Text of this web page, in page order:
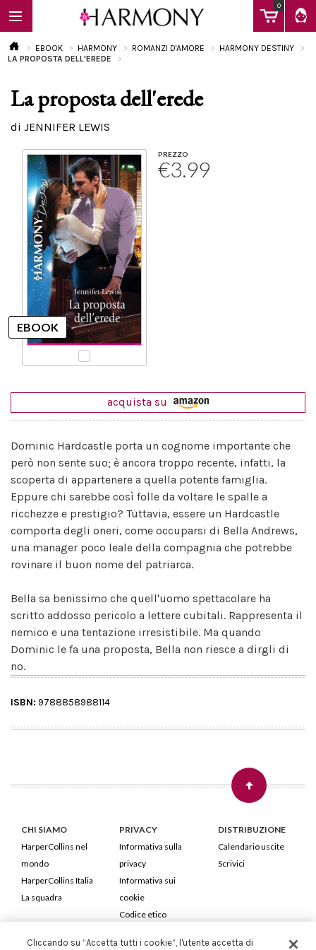
0
EBOOK
Calendario
EBOOK HARMONY ROMANZI D'AMORE
HARMONY DESTINY
LA PROPOSTA DELL'EREDE
La proposta dell'erede
di JENNIFER LEWIS
PREZZO
€3.99
acquista su
Dominic Hardcastle porta un cognome importante che
però non sente suo; è ancora troppo recente, infatti, la
scoperta di appartenere a quella potente famiglia.
Eppure chi sarebbe così folle da voltare le spalle a
ricchezze e prestigio? Tuttavia, essere un Hardcastle
comporta degli oneri, come occuparsi di Bella Andrews,
una manager poco leale della compagnia che potrebbe
rovinare il buon nome del patriarca.
Bella sa benissimo che quell'uomo spettacolare ha
scritto addosso pericolo a lettere cubitali. Rappresenta il
nemico e una tentazione irresistibile. Ma quando
Dominic le fa una proposta, Bella non riesce a dirgli di
no.
ISBN: 9788858988114
CHI SIAMO
HarperCollins nel
mondo
HarperCollins Italia
La squadra
PRIVACY
Informativa sulla
privacy
Informativa sui
cookie
Codice etico
DISTRIBUZIONE
Calendario uscite
Scrivici
Cliccando su “Accetta tutti i cookie”, l'utente accetta di